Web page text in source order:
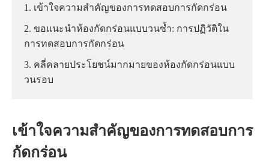
1. เข้าใจความสำคัญของการทดสอบการกัดกร่อน
2. ขอแนะนำห้องกัดกร่อนแบบวนซ้ำ: การปฏิวัติใน
การทดสอบการกัดกร่อน
3. คลี่คลายประโยชน์มากมายของห้องกัดกร่อนแบบ
วนรอบ
เข้าใจความสำคัญของการทดสอบการ
กัดกร่อน